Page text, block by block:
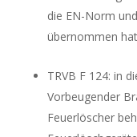
die EN-Norm
übernommen
TRVB F 124: in
Vorbeugender
Feuerlöscher